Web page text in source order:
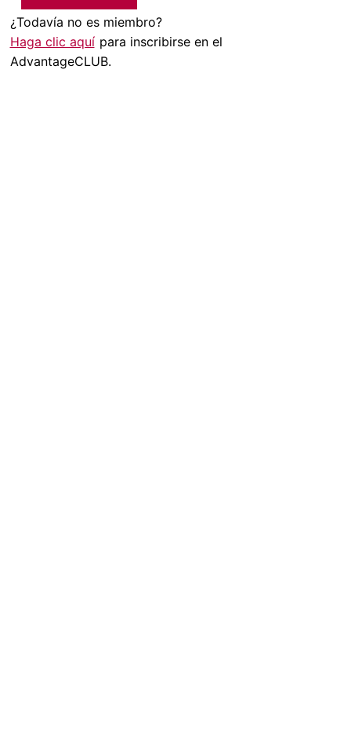
¿Todavía no es miembro?
Haga clic aquí para inscribirse en el
AdvantageCLUB.